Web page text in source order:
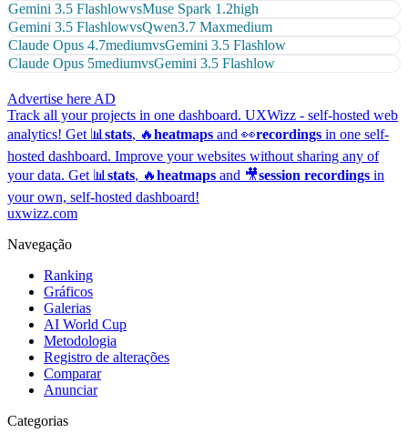
Gemini 3.5 FlashlowvsMuse Spark 1.2high
Gemini 3.5 FlashlowvsQwen3.7 Maxmedium
Claude Opus 4.7mediumvsGemini 3.5 Flashlow
Claude Opus 5mediumvsGemini 3.5 Flashlow
Advertise here AD
Track all your projects in one dashboard. UXWizz - self-hosted web
analytics! Get 📊 stats, 🔥heatmaps and 👀recordings in one self-
hosted dashboard. Improve your websites without sharing any of
your data. Get 📊 stats, 🔥heatmaps and 🎥session recordings in
your own, self-hosted dashboard!
uxwizz.com
Navegação
Ranking
Gráficos
Galerias
AI World Cup
Metodologia
Registro de alterações
Comparar
Anunciar
Categorias